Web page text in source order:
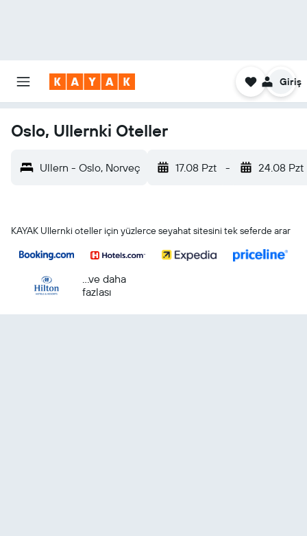
Giriş
Oslo, Ullernki Oteller
Ullern - Oslo, Norveç 17.08 Pzt - 24.08 Pzt
KAYAK Ullernki oteller için yüzlerce seyahat sitesini tek seferde arar
...ve daha
fazlası